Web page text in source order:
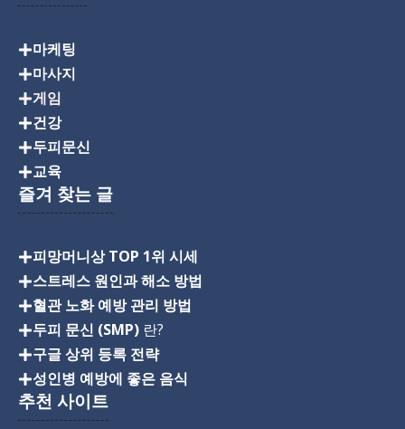
마케팅
마사지
게임
건강
두피문신
교육
즐겨 찾는 글
피망머니상 TOP 1위 시세
스트레스 원인과 해소 방법
혈관 노화 예방 관리 방법
두피 문신 (SMP) 란?
구글 상위 등록 전략
성인병 예방에 좋은 음식
추천 사이트